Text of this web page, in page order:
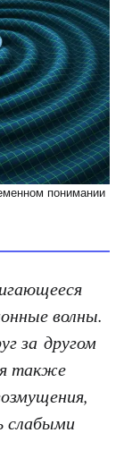
понимании
волны.
за другом
также
слабыми